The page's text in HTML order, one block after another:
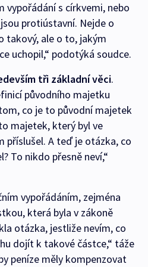
vypořádání s církvemi, nebo
protiústavní. Nejde o
takový, ale o to, jakým
uchopil,“ podotýká soudce.
tři základní věci.
původního majetku
co je to původní majetek
majetek, který byl ve
příslušel. A teď je otázka, co
To nikdo přesně neví,“
vypořádáním, zejména
která byla v zákoně
otázka, jestliže nevím, co
dojít k takové částce,“ táže
peníze měly kompenzovat